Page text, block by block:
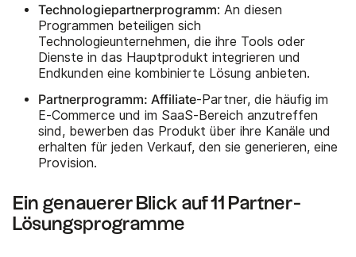
Technologiepartnerprogramm: An diesen
Programmen beteiligen sich
Technologieunternehmen, die ihre Tools oder
Dienste in das Hauptprodukt integrieren und
Endkunden eine kombinierte Lösung anbieten.
Partnerprogramm: Affiliate-Partner, die häufig im
E-Commerce und im SaaS-Bereich anzutreffen
sind, bewerben das Produkt über ihre Kanäle und
erhalten für jeden Verkauf, den sie generieren, eine
Provision.
Ein genauerer Blick auf 11 Partner-
Lösungsprogramme